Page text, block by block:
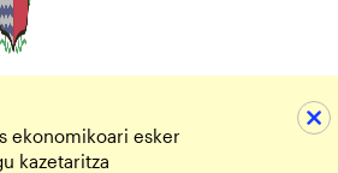
ekonomikoari esker
kazetaritza